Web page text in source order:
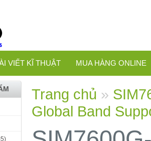
VIẾT KĨ THUẬT MUA HÀNG ONLINE
Trang chủ »
Global Band